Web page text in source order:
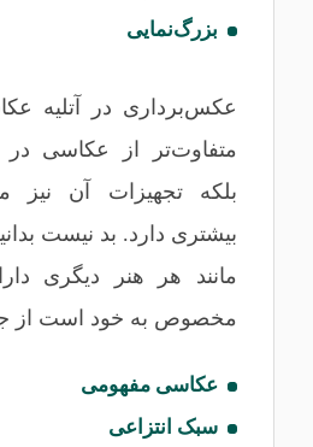
بزرگ‌نمایی
عکس‌برداری در آتلیه
متفاوت‌تر از عکاسی در
بلکه تجهیزات آن نیز
بیشتری دارد. بد نیست
مانند هر هنر دیگری
مخصوص به خود است از
عکاسی مفهومی
سبک انتزاعی